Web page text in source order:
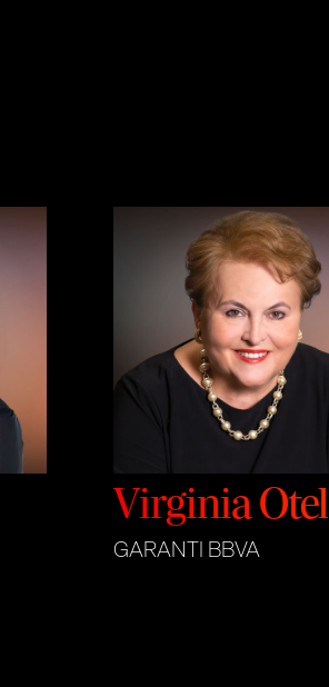
Virginia Otel
GARANTI BBVA